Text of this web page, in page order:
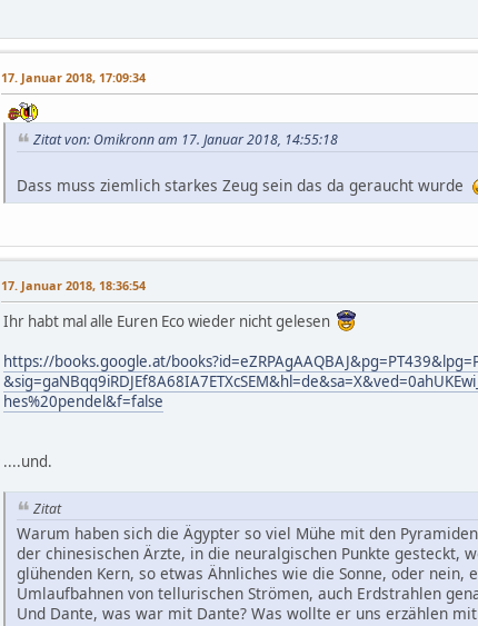
17. Januar 2018, 17:09:34
Zitat von: Omikronn am 17. Januar 2018, 14:55:18
Dass muss ziemlich starkes Zeug sein das da geraucht wurde
17. Januar 2018, 18:36:54
Ihr habt mal alle Euren Eco wieder nicht gelesen
https://books.google.at/
hes%20pendel&f=false
....und.
Zitat
Warum haben sich die Ägypter so viel Mühe mit den
der chinesischen Ärzte, in die neuralgischen Punkte gesteckt,
glühenden Kern, so etwas Ähnliches wie die Sonne, oder
Umlaufbahnen von tellurischen Strömen, auch Erdstrahlen
Und Dante, was war mit Dante? Was wollte er uns erzählen